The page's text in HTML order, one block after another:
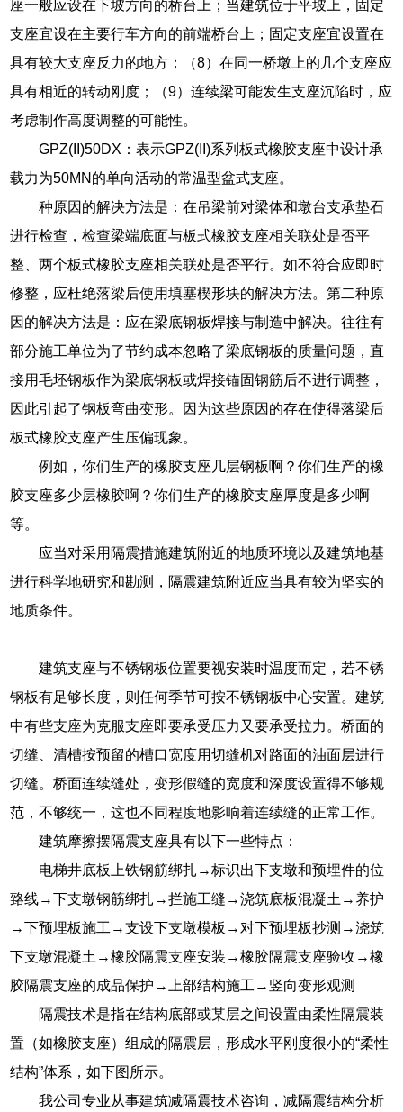
座一般应设在下坡方向的桥台上；当建筑位于平坡上，固定
支座宜设在主要行车方向的前端桥台上；固定支座宜设置在
具有较大支座反力的地方；（8）在同一桥墩上的几个支座应
具有相近的转动刚度；（9）连续梁可能发生支座沉陷时，应
考虑制作高度调整的可能性。
GPZ(II)50DX：表示GPZ(II)系列板式橡胶支座中设计承
载力为50MN的单向活动的常温型盆式支座。
种原因的解决方法是：在吊梁前对梁体和墩台支承垫石
进行检查，检查梁端底面与板式橡胶支座相关联处是否平
整、两个板式橡胶支座相关联处是否平行。如不符合应即时
修整，应杜绝落梁后使用填塞楔形块的解决方法。第二种原
因的解决方法是：应在梁底钢板焊接与制造中解决。往往有
部分施工单位为了节约成本忽略了梁底钢板的质量问题，直
接用毛坯钢板作为梁底钢板或焊接锚固钢筋后不进行调整，
因此引起了钢板弯曲变形。因为这些原因的存在使得落梁后
板式橡胶支座产生压偏现象。
例如，你们生产的橡胶支座几层钢板啊？你们生产的橡
胶支座多少层橡胶啊？你们生产的橡胶支座厚度是多少啊
等。
应当对采用隔震措施建筑附近的地质环境以及建筑地基
进行科学地研究和勘测，隔震建筑附近应当具有较为坚实的
地质条件。
建筑支座与不锈钢板位置要视安装时温度而定，若不锈
钢板有足够长度，则任何季节可按不锈钢板中心安置。建筑
中有些支座为克服支座即要承受压力又要承受拉力。桥面的
切缝、清槽按预留的槽口宽度用切缝机对路面的油面层进行
切缝。桥面连续缝处，变形假缝的宽度和深度设置得不够规
范，不够统一，这也不同程度地影响着连续缝的正常工作。
建筑摩擦摆隔震支座具有以下一些特点：
电梯井底板上铁钢筋绑扎→标识出下支墩和预埋件的位
臵线→下支墩钢筋绑扎→拦施工缝→浇筑底板混凝土→养护
→下预埋板施工→支设下支墩模板→对下预埋板抄测→浇筑
下支墩混凝土→橡胶隔震支座安装→橡胶隔震支座验收→橡
胶隔震支座的成品保护→上部结构施工→竖向变形观测
隔震技术是指在结构底部或某层之间设置由柔性隔震装
置（如橡胶支座）组成的隔震层，形成水平刚度很小的“柔性
结构”体系，如下图所示。
我公司专业从事建筑减隔震技术咨询，减隔震结构分析